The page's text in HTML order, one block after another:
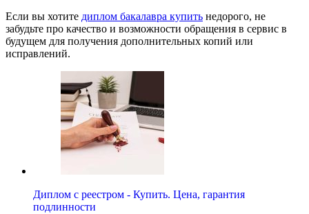
Если вы хотите диплом бакалавра купить недорого, не
забудьте про качество и возможности обращения в сервис в
будущем для получения дополнительных копий или
исправлений.
Диплом с реестром - Купить. Цена, гарантия
подлинности